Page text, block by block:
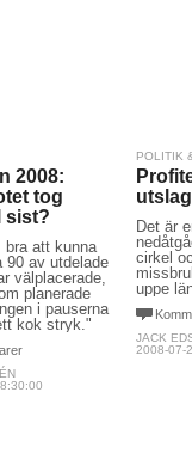
2008:
tog
sist?
bra att kunna
90 av utdelade
välplacerade,
planerade
i pauserna
kok stryk."
POLITIK
Det är
cirkel
uppe
JACK
2008-07-